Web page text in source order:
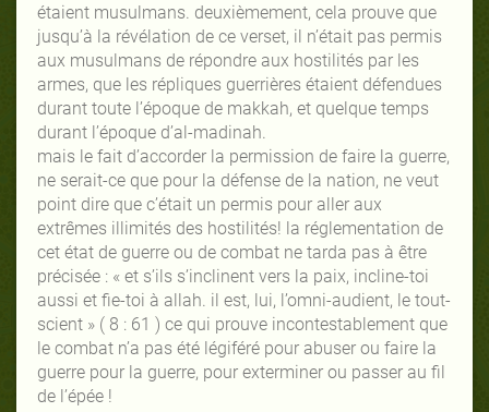
étaient musulmans. deuxièmement, cela prouve que
jusqu’à la révélation de ce verset, il n’était pas permis
aux musulmans de répondre aux hostilités par les
armes, que les répliques guerrières étaient défendues
durant toute l’époque de makkah, et quelque temps
durant l’époque d’al-madinah.
mais le fait d’accorder la permission de faire la guerre,
ne serait-ce que pour la défense de la nation, ne veut
point dire que c’était un permis pour aller aux
extrêmes illimités des hostilités! la réglementation de
cet état de guerre ou de combat ne tarda pas à être
précisée : « et s’ils s’inclinent vers la paix, incline-toi
aussi et fie-toi à allah. il est, lui, l’omni-audient, le tout-
scient » ( 8 : 61 ) ce qui prouve incontestablement que
le combat n’a pas été légiféré pour abuser ou faire la
guerre pour la guerre, pour exterminer ou passer au fil
de l’épée !